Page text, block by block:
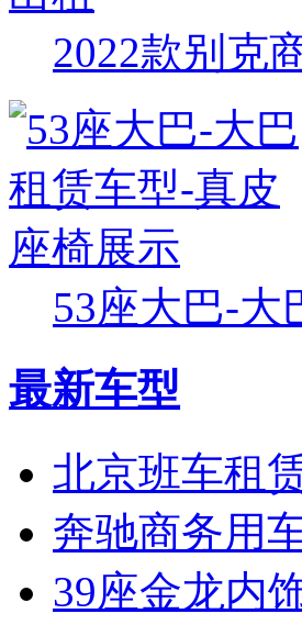
2022款别克
53座大巴-大
最新车型
北京班车租
奔驰商务用
39座金龙内